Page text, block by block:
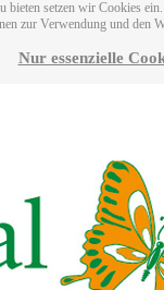
bieten setzen wir Cookies
zur Verwendung und den
Nur essenzielle